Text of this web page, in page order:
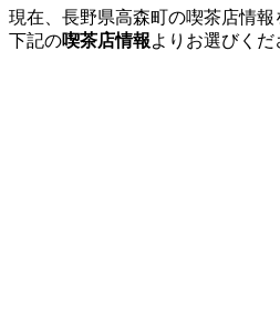
現在、長野県高森町の喫茶店情報
下記の喫茶店情報よりお選びくだ